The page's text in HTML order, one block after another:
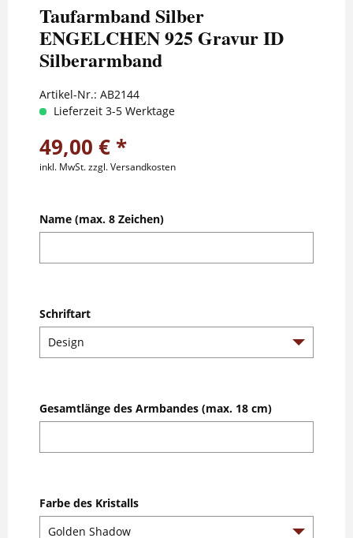
Taufarmband Silber
ENGELCHEN 925 Gravur ID
Silberarmband
Artikel-Nr.: AB2144
Lieferzeit 3-5 Werktage
49,00 € *
inkl. MwSt.zzgl. Versandkosten
Name (max. 8 Zeichen)
Schriftart
Gesamtlänge des Armbandes (max. 18 cm)
Farbe des Kristalls